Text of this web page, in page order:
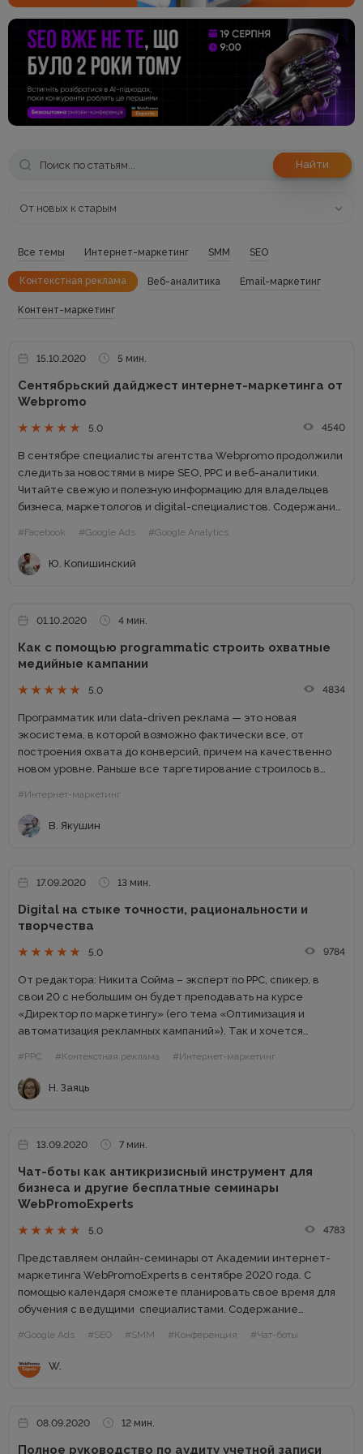
Найти
От новых к старым
Все темы Интернет-маркетинг SMM SEO
Контекстная реклама Веб-аналитика Email-маркетинг
Контент-маркетинг
15.10.2020 5 мин.
Сентябрьский дайджест интернет-маркетинга от
Webpromo
5.0 4540
В сентябре специалисты агентства Webpromo продолжили
следить за новостями в мире SEO, PPC и веб-аналитики.
Читайте свежую и полезную информацию для владельцев
бизнеса, маркетологов и digital-специалистов. Содержание:
кампании для приложений заработали в Facebook Facebook
снимет...
#Facebook #Google Ads #Google Analytics
Ю. Копишинский
01.10.2020 4 мин.
Как с помощью programmatic строить охватные
медийные кампании
5.0 4834
Программатик или data-driven реклама — это новая
экосистема, в которой возможно фактически все, от
построения охвата до конверсий, причем на качественно
новом уровне. Раньше все таргетирование строилось в
там есть какой-то процент целевой аудитории....
#Интернет-маркетинг
В. Якушин
17.09.2020 13 мин.
Digital на стыке точности, рациональности и
творчества
5.0 9784
От редактора: Никита Сойма – эксперт по PPC, спикер, в
свои 20 с небольшим он будет преподавать на курсе
«Директор по маркетингу» (его тема «Оптимизация и
автоматизация рекламных кампаний»). Так и хочется
#PPC #Контекстная реклама #Интернет-маркетинг
Н. Заяць
13.09.2020 7 мин.
Чат-боты как антикризисный инструмент для
бизнеса и другие бесплатные семинары
WebPromoExperts
5.0 4783
Представляем‌ ‌онлайн-семинары‌ ‌от‌ ‌Академии‌ ‌интернет-
маркетинга‌ ‌WebРromoExperts‌ ‌в‌ сентябре 2020‌ ‌года.‌ ‌С‌
‌помощью‌ ‌календаря‌ ‌сможете‌ ‌планировать‌ ‌свое‌ ‌время‌ ‌для‌
‌обучения‌ ‌с‌ ‌ведущими‌ ‌ специалистами.‌ Содержание
Бесплатный онлайн-семинар: Как платить меньше за
#Google Ads #SEO #SMM #Конференция #Чат-боты
W.
08.09.2020 12 мин.
Полное руководство по аудиту учетной записи